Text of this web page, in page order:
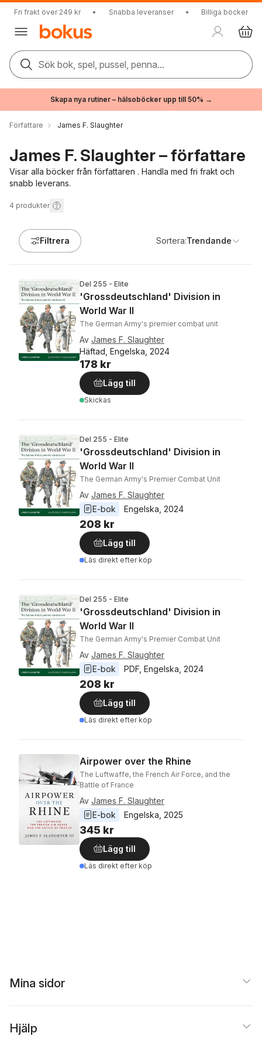
Fri frakt över 249 kr • Snabba leveranser • Billiga böcker
Sök bok, spel, pussel, penna...
Skapa nya rutiner – hälsoböcker upp till 50% →
Författare James F. Slaughter
James F. Slaughter – författare
Visar alla böcker från författaren . Handla med fri frakt och
snabb leverans.
4 produkter
Filtrera Sortera:Trendande
Del 255 - Elite
'Grossdeutschland' Division in
World War II
The German Army's premier combat unit
Av James F. Slaughter
Häftad, Engelska, 2024
178 kr
Lägg till
Skickas
Del 255 - Elite
'Grossdeutschland' Division in
World War II
The German Army's Premier Combat Unit
Av James F. Slaughter
E-bok
Engelska 2024
208 kr
Lägg till
Läs direkt efter köp
Del 255 - Elite
'Grossdeutschland' Division in
World War II
The German Army's Premier Combat Unit
Av James F. Slaughter
E-bok
PDF Engelska 2024
208 kr
Lägg till
Läs direkt efter köp
Airpower over the Rhine
The Luftwaffe, the French Air Force, and the
Battle of France
Av James F. Slaughter
E-bok
Engelska 2025
345 kr
Lägg till
Läs direkt efter köp
Mina sidor
Hjälp